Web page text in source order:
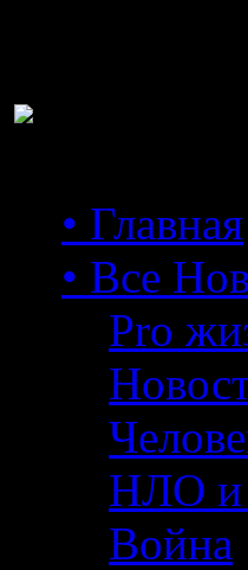
• Главная
• Все
Pro
НЛО и
Война